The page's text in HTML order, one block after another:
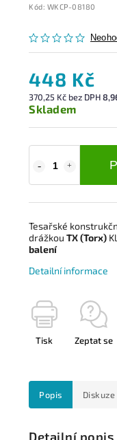
Kód: WKCP-08180
448 Kč
370,25 Kč bez DPH
Skladem
Tesařské
drážkou TX (Torx)
balení
Detailní informace
Tisk Zeptat se
Popis Diskuze
Detailní